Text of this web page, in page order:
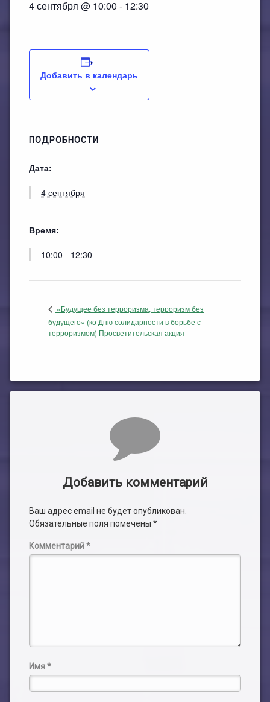
План работы филиала №1
ЭЛЕКТРОННЫЙ КАТАЛОГ
4 сентября @ 10:00 - 12:30
Добавить в календарь
ПОДРОБНОСТИ
Дата:
4 сентября
Время:
10:00 - 12:30
«Будущее без терроризма, терроризм без
будущего» (ко Дню солидарности в борьбе с
терроризмом) Просветительская акция
Добавить комментарий
Ваш адрес email не будет опубликован.
Обязательные поля помечены *
Комментарий*
Имя*